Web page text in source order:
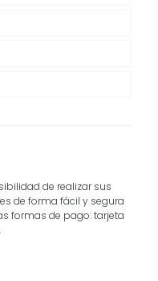
de realizar sus
de forma fácil y segura
formas de pago: tarjeta